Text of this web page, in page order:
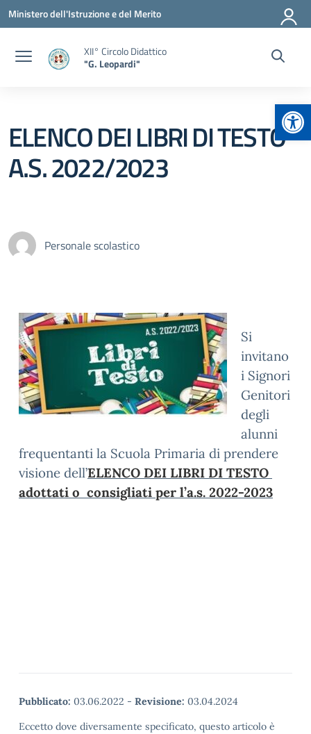
Vai ai contenuti
Vai al menu di navigazione
Vai al footer
Ministero dell'Istruzione e del Merito
XII° Circolo Didattico
"G. Leopardi"
ELENCO DEI LIBRI DI TESTO
A.S. 2022/2023
Personale scolastico
Si
invitano
i Signori
Genitori
degli
alunni
frequentanti la Scuola Primaria di prendere
visione dell’ELENCO DEI LIBRI DI TESTO
adottati o consigliati per l’a.s. 2022-2023
Pubblicato: 03.06.2022 - Revisione: 03.04.2024
Eccetto dove diversamente specificato, questo articolo è